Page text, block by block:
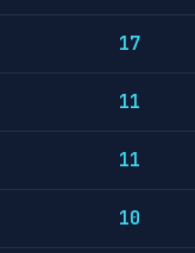
17
11
11
10